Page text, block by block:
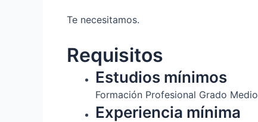
Te necesitamos.
Requisitos
Estudios mínimos
Formación Profesional Grado Medio
Experiencia mínima